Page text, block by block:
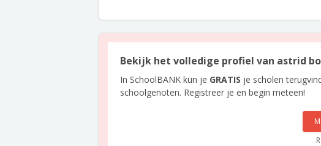
Bekijk het volledige profiel van astrid
In SchoolBANK kun je GRATIS je scholen
schoolgenoten. Registreer je en begin meteen!